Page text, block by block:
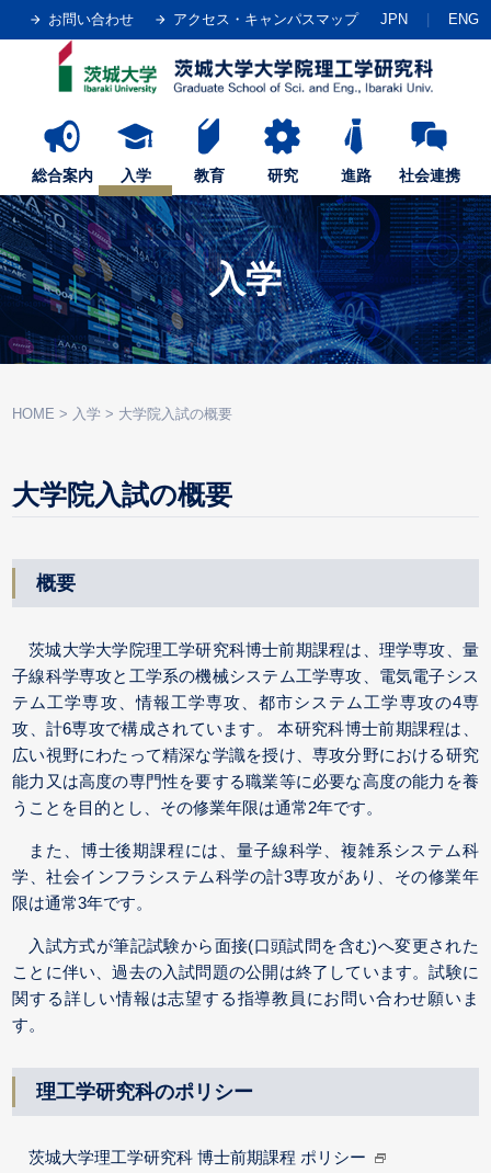
お問い合わせ アクセス・キャンパスマップ JPN ENG
総合案内 入学 教育 研究 進路 社会連携
入学
HOME > 入学 > 大学院入試の概要
大学院入試の概要
概要
茨城大学大学院理工学研究科博士前期課程は、理学専攻、量
子線科学専攻と工学系の機械システム工学専攻、電気電子シス
テム工学専攻、情報工学専攻、都市システム工学専攻の4専
攻、計6専攻で構成されています。 本研究科博士前期課程は、
広い視野にわたって精深な学識を授け、専攻分野における研究
能力又は高度の専門性を要する職業等に必要な高度の能力を養
うことを目的とし、その修業年限は通常2年です。
また、博士後期課程には、量子線科学、複雑系システム科
学、社会インフラシステム科学の計3専攻があり、その修業年
限は通常3年です。
入試方式が筆記試験から面接(口頭試問を含む)へ変更された
ことに伴い、過去の入試問題の公開は終了しています。試験に
関する詳しい情報は志望する指導教員にお問い合わせ願いま
す。
理工学研究科のポリシー
茨城大学理工学研究科 博士前期課程 ポリシー